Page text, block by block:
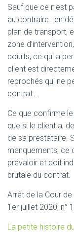
Sauf que ce n’est
au contraire : en
plan de transport,
zone
courts, ce qui a
client est
reprochés qui ne
contrat…
Ce que confirme
que si le client a,
de sa prestataire.
manquements, ce
prévaloir et doit
brutale du contrat.
Arrêt de la Cour
1er juillet 2020, n°
La petite histoire